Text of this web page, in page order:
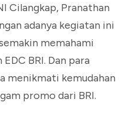
Cilangkap, Pranathan
adanya kegiatan ini
memahami
BRI. Dan para
menikmati kemudahan
promo dari BRI.